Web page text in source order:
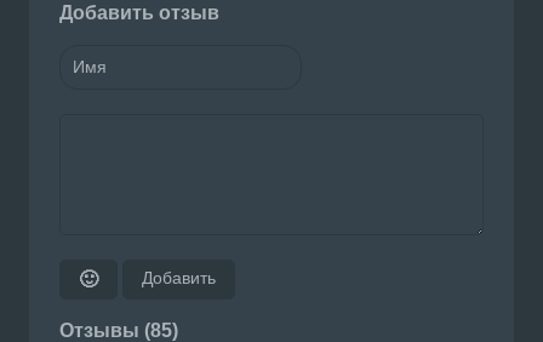
Добавить отзыв
🙂 Добавить
Отзывы (85)